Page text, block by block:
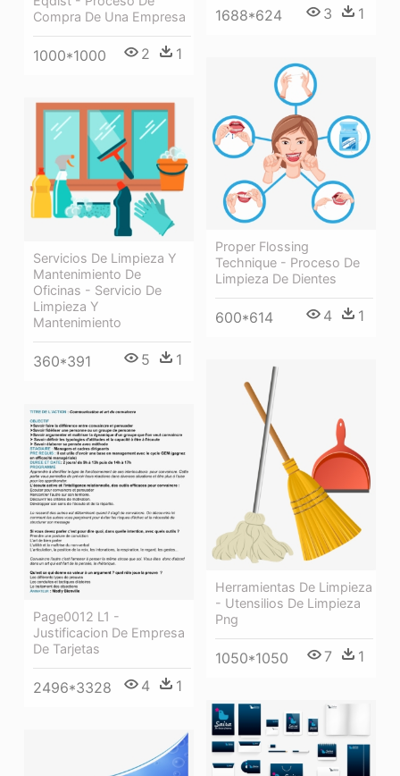
1688*624 3 1
Compra De Una Empresa
1000*1000 2 1
Proper Flossing
Technique - Proceso De
Limpieza De Dientes
600*614 4 1
Servicios De Limpieza Y
Mantenimiento De
Oficinas - Servicio De
Limpieza Y
Mantenimiento
360*391 5 1
Herramientas De Limpieza
- Utensilios De Limpieza
Png
1050*1050 7 1
Page0012 L1 -
Justificacion De Empresa
De Tarjetas
2496*3328 4 1